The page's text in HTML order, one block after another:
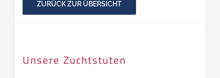
ZURÜCK ZUR ÜBERSICHT
Unsere Zuchtstuten